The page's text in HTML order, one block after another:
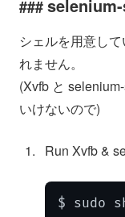
シェルを用意し
れません。
(Xvfb と
いけないので)
Run Xvfb &
$ sudo